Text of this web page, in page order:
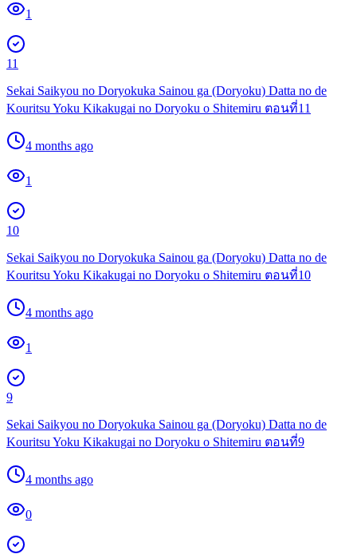
1
11
Sekai Saikyou no Doryokuka Sainou ga (Doryoku) Datta no de
Kouritsu Yoku Kikakugai no Doryoku o Shitemiru ตอนที่11
4 months ago
1
10
Sekai Saikyou no Doryokuka Sainou ga (Doryoku) Datta no de
Kouritsu Yoku Kikakugai no Doryoku o Shitemiru ตอนที่10
4 months ago
1
9
Sekai Saikyou no Doryokuka Sainou ga (Doryoku) Datta no de
Kouritsu Yoku Kikakugai no Doryoku o Shitemiru ตอนที่9
4 months ago
0